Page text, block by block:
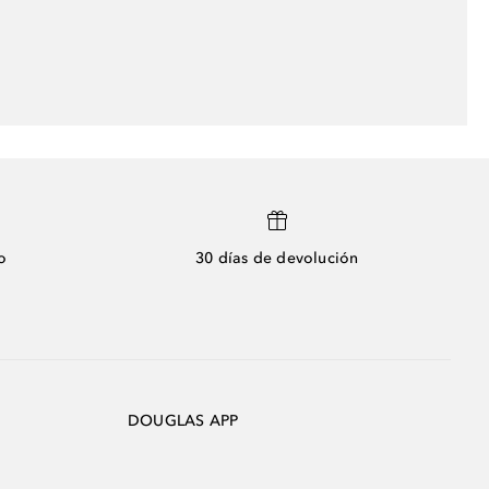
30 días de devolución
DOUGLAS APP